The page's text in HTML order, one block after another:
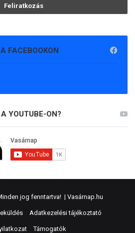
FACEBOOKON
YOUTUBE-ON?
jog fenntartva! | Vasárnap.hu
Adatkezelési tájékoztató
Támogatók